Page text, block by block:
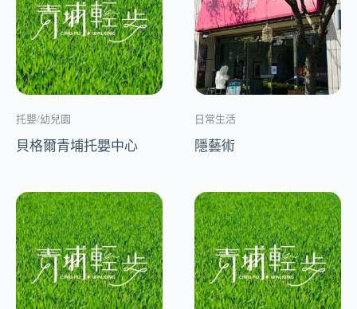
托嬰/幼兒園
貝格爾青埔托嬰中心
日常生活
隱藝術